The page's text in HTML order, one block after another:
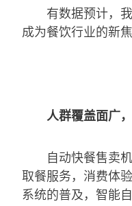
有数据预计，
成为餐饮行业的新焦
人群覆盖面广
自动快餐售卖
取餐服务，消费体
系统的普及，智能